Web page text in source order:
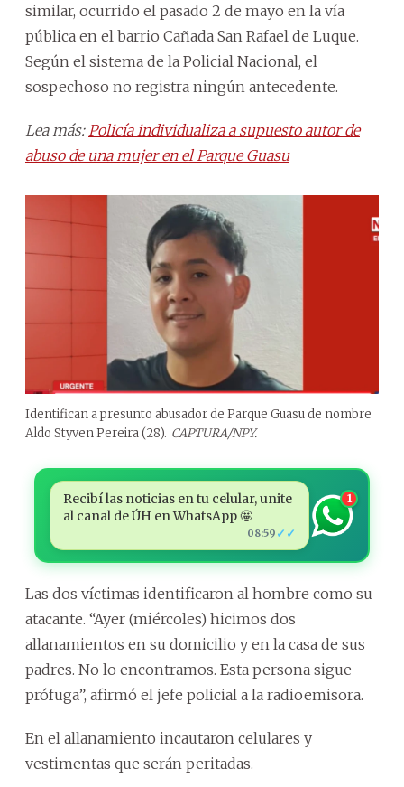
similar, ocurrido el pasado 2 de mayo en la vía
pública en el barrio Cañada San Rafael de Luque.
Según el sistema de la Policial Nacional, el
sospechoso no registra ningún antecedente.
Lea más: Policía individualiza a supuesto autor de
abuso de una mujer en el Parque Guasu
Identifican a presunto abusador de Parque Guasu de nombre
Aldo Styven Pereira (28). CAPTURA/NPY.
Recibí las noticias en tu celular, unite
al canal de ÚH en WhatsApp 🤩
08:59 ✓✓
1
Las dos víctimas identificaron al hombre como su
atacante. “Ayer (miércoles) hicimos dos
allanamientos en su domicilio y en la casa de sus
padres. No lo encontramos. Esta persona sigue
prófuga”, afirmó el jefe policial a la radioemisora.
En el allanamiento incautaron celulares y
vestimentas que serán peritadas.